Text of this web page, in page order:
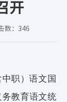
开
数： 346
职）语文国
务教育语文统